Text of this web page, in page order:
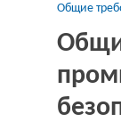
Общие